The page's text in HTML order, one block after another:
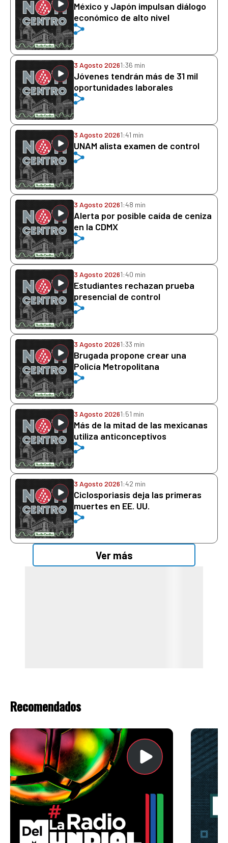
México y Japón impulsan diálogo
económico de alto nivel
3 Agosto 20261:36 min
Jóvenes tendrán más de 31 mil
oportunidades laborales
3 Agosto 20261:41 min
UNAM alista examen de control
3 Agosto 20261:48 min
Alerta por posible caída de ceniza
en la CDMX
3 Agosto 20261:40 min
Estudiantes rechazan prueba
presencial de control
3 Agosto 20261:33 min
Brugada propone crear una
Policía Metropolitana
3 Agosto 20261:51 min
Más de la mitad de las mexicanas
utiliza anticonceptivos
3 Agosto 20261:42 min
Ciclosporiasis deja las primeras
muertes en EE. UU.
Ver más
Recomendados